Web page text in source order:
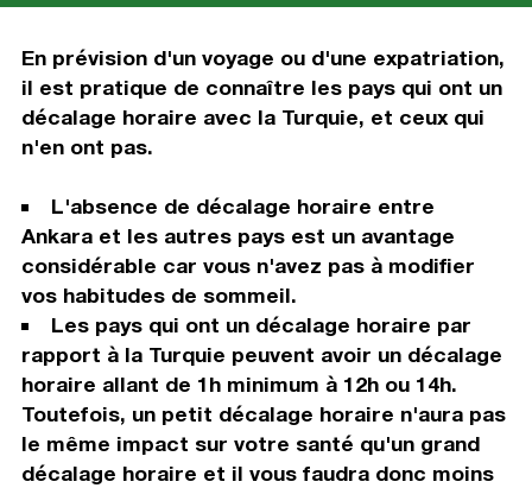
En prévision d'un voyage ou d'une expatriation,
il est pratique de connaître les pays qui ont un
décalage horaire avec la Turquie, et ceux qui
n'en ont pas.
L'absence de décalage horaire entre
Ankara et les autres pays est un avantage
considérable car vous n'avez pas à modifier
vos habitudes de sommeil.
Les pays qui ont un décalage horaire par
rapport à la Turquie peuvent avoir un décalage
horaire allant de 1h minimum à 12h ou 14h.
Toutefois, un petit décalage horaire n'aura pas
le même impact sur votre santé qu'un grand
décalage horaire et il vous faudra donc moins